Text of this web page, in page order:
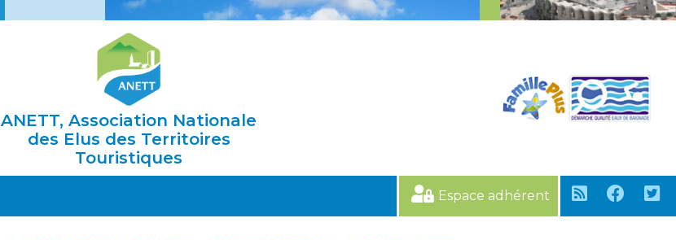
ANETT, Association Nationale
des Elus des Territoires
Touristiques
Espace adhérent